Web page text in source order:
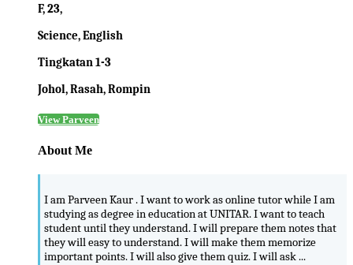
F, 23,
Science, English
Tingkatan 1-3
Johol, Rasah, Rompin
View Parveen
About Me
I am Parveen Kaur . I want to work as online tutor while I am
studying as degree in education at UNITAR. I want to teach
student until they understand. I will prepare them notes that
they will easy to understand. I will make them memorize
important points. I will also give them quiz. I will ask ...